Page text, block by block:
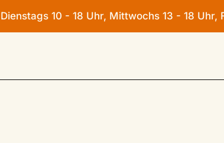
10 - 18 Uhr, Mittwochs 13 - 18 Uhr,